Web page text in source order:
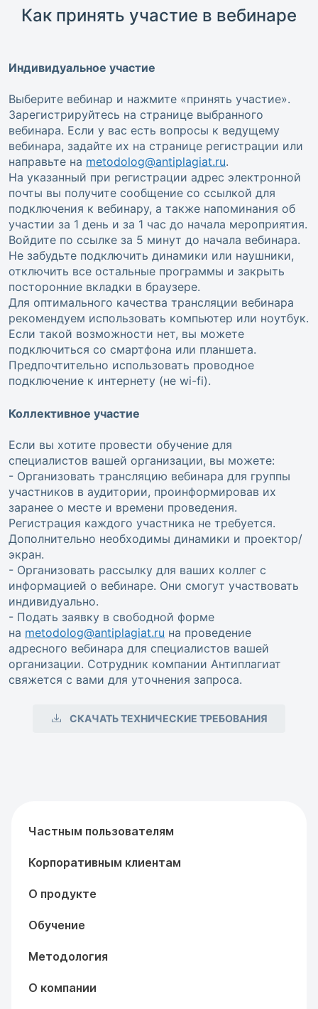
Как принять участие в вебинаре
Индивидуальное участие
Выберите вебинар и нажмите «принять участие».
Зарегистрируйтесь на странице выбранного
вебинара. Если у вас есть вопросы к ведущему
вебинара, задайте их на странице регистрации или
направьте на metodolog@antiplagiat.ru.
На указанный при регистрации адрес электронной
почты вы получите сообщение со ссылкой для
подключения к вебинару, а также напоминания об
участии за 1 день и за 1 час до начала мероприятия.
Войдите по ссылке за 5 минут до начала вебинара.
Не забудьте подключить динамики или наушники,
отключить все остальные программы и закрыть
посторонние вкладки в браузере.
Для оптимального качества трансляции вебинара
рекомендуем использовать компьютер или ноутбук.
Если такой возможности нет, вы можете
подключиться со смартфона или планшета.
Предпочтительно использовать проводное
подключение к интернету (не wi-fi).
Коллективное участие
Если вы хотите провести обучение для
специалистов вашей организации, вы можете:
- Организовать трансляцию вебинара для группы
участников в аудитории, проинформировав их
заранее о месте и времени проведения.
Регистрация каждого участника не требуется.
Дополнительно необходимы динамики и проектор/
экран.
- Организовать рассылку для ваших коллег с
информацией о вебинаре. Они смогут участвовать
индивидуально.
- Подать заявку в свободной форме
на metodolog@antiplagiat.ru на проведение
адресного вебинара для специалистов вашей
организации. Сотрудник компании Антиплагиат
свяжется с вами для уточнения запроса.
СКАЧАТЬ ТЕХНИЧЕСКИЕ ТРЕБОВАНИЯ
Частным пользователям
Корпоративным клиентам
О продукте
Обучение
Методология
О компании